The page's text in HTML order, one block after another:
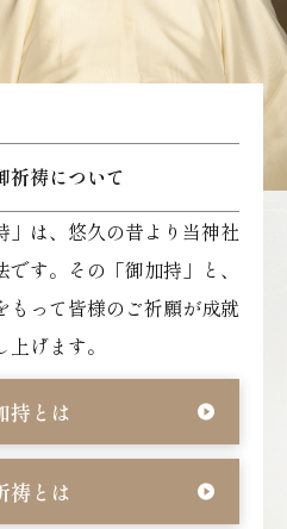
祈祷について
」は、悠久の昔より当神社
す。その「御加持」と、
もって皆様のご祈願が成就
げます。
持とは
祷とは